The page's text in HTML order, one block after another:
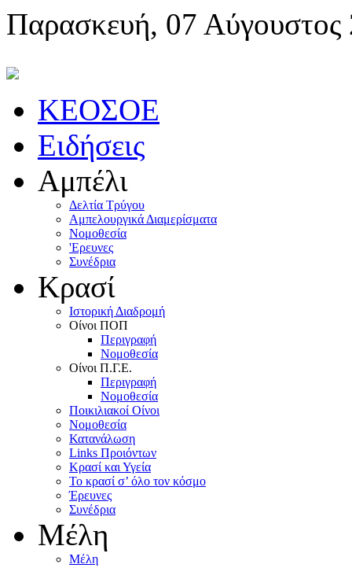
Παρασκευή, 07 Αύγουστος
KEOΣOE
Ειδήσεις
Αμπέλι
Δελτία Τρύγου
Αμπελουργικά Διαμερίσματα
Nομοθεσία
'Eρευνες
Συνέδρια
Κρασί
Iστορική Διαδρομή
Oίνοι ΠOΠ
Περιγραφή
Nομοθεσία
Oίνοι Π.Γ.E.
Περιγραφή
Νομοθεσία
Ποικιλιακοί Oίνοι
Nομοθεσία
Κατανάλωση
Links Προιόντων
Κρασί και Υγεία
To κρασί σ’ όλο τον κόσμο
Έρευνες
Συνέδρια
Μέλη
Mέλη